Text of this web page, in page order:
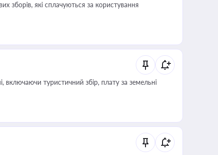
зборів, які сплачуються за користування
туристичний збір, плату за земельні